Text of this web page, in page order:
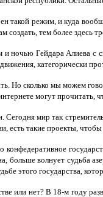
такой режим, и куда
тем более здесь
ночью Гейдара Алиева
категорически
Но сколько мы можем
могут
мир так
есть такие проекты,
больше волнует судьба
этого государства,
или нет? В 18-м году